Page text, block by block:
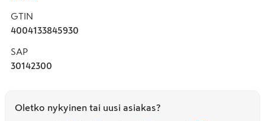
GTIN
4004133845930
SAP
30142300
Oletko nykyinen tai uusi asiakas?